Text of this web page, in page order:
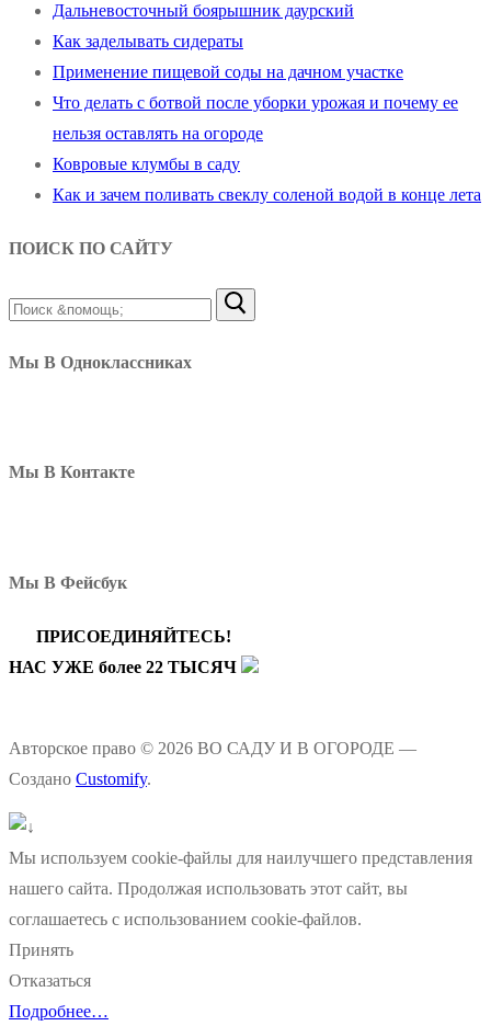
Дальневосточный боярышник даурский
Как заделывать сидераты
Применение пищевой соды на дачном участке
Что делать с ботвой после уборки урожая и почему ее
нельзя оставлять на огороде
Ковровые клумбы в саду
Как и зачем поливать свеклу соленой водой в конце лета
ПОИСК ПО САЙТУ
Найти:
Мы В Одноклассниках
Мы В Контакте
Мы В Фейсбук
ПРИСОЕДИНЯЙТЕСЬ!
НАС УЖЕ более 22 ТЫСЯЧ
Авторское право © 2026 ВО САДУ И В ОГОРОДЕ —
Создано Customify.
Мы используем cookie-файлы для наилучшего представления
нашего сайта. Продолжая использовать этот сайт, вы
соглашаетесь с использованием cookie-файлов.
Принять
Отказаться
Подробнее…